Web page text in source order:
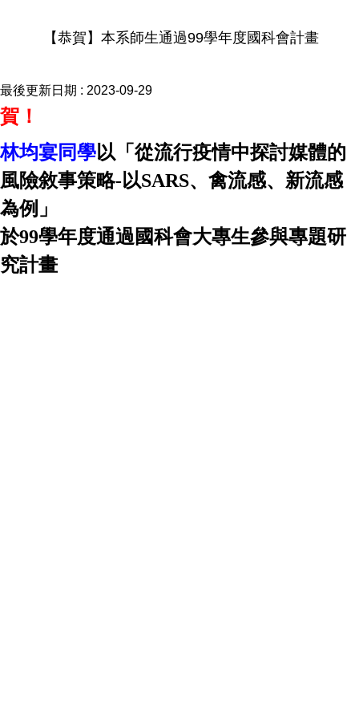
【恭賀】本系師生通過99學年度國科會計畫
最後更新日期 : 2023-09-29
賀！
林均宴同學以「從流行疫情中探討媒體的
風險敘事策略-以SARS、禽流感、新流感
為例」
於99學年度通過國科會大專生參與專題研
究計畫